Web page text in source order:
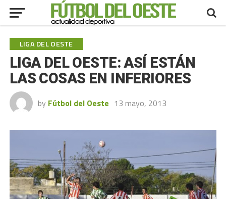
LIGA DEL OESTE
LIGA DEL OESTE: ASÍ ESTÁN
LAS COSAS EN INFERIORES
by Fútbol del Oeste 13 mayo, 2013